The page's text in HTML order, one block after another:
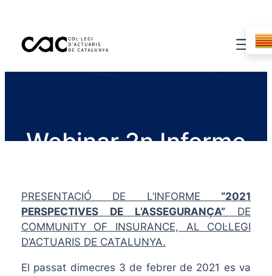
Webinar 2n Informe
PRESENTACIÓ DE L’INFORME “2021
PERSPECTIVES DE L’ASSEGURANÇA” DE
COMMUNITY OF INSURANCE, AL COL·LEGI
D’ACTUARIS DE CATALUNYA.
El passat dimecres 3 de febrer de 2021 es va